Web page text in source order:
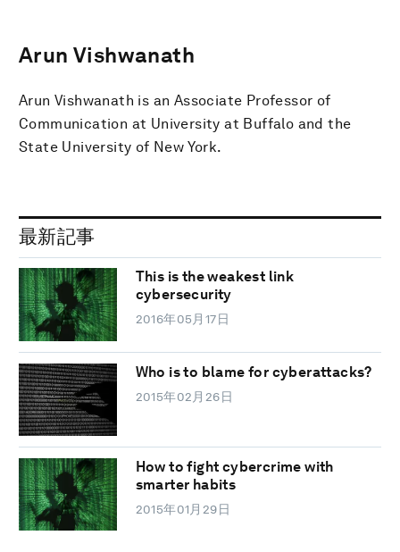
Arun Vishwanath
Arun Vishwanath is an Associate Professor of
Communication at University at Buffalo and the
State University of New York.
最新記事
This is the weakest link
cybersecurity
2016年05月17日
Who is to blame for cyberattacks?
2015年02月26日
How to fight cybercrime with
smarter habits
2015年01月29日